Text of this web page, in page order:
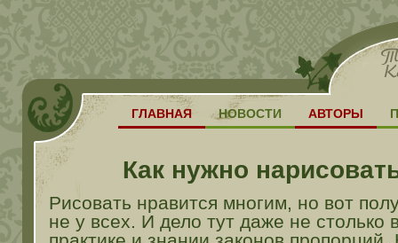
ГЛАВНАЯ НОВОСТИ АВТОРЫ
Как нужно
Рисовать нравится многим, но вот
не у всех. И дело тут даже не столько